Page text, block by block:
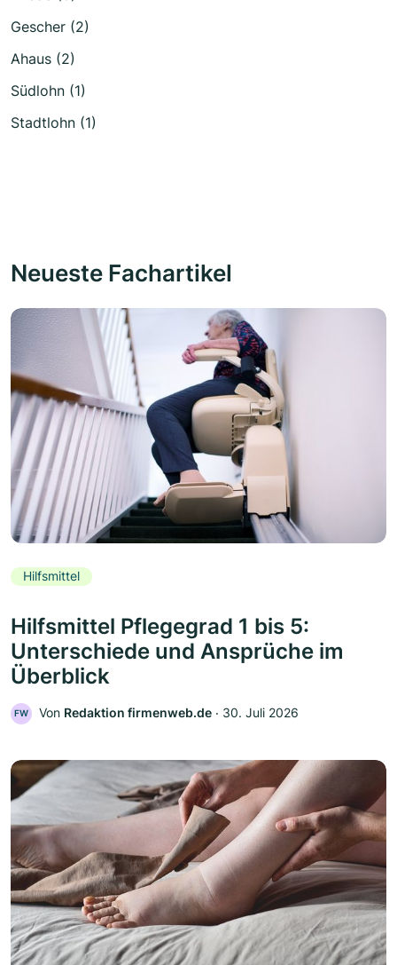
Gescher (2)
Ahaus (2)
Südlohn (1)
Stadtlohn (1)
Neueste Fachartikel
Hilfsmittel
Hilfsmittel Pflegegrad 1 bis 5:
Unterschiede und Ansprüche im
Überblick
FW Von Redaktion firmenweb.de ‧ 30. Juli 2026